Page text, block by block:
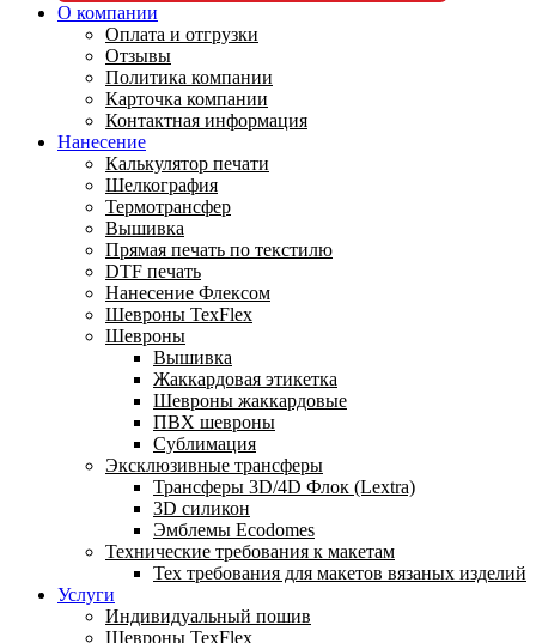
О компании
Оплата и отгрузки
Отзывы
Политика компании
Карточка компании
Контактная информация
Нанесение
Калькулятор печати
Шелкография
Термотрансфер
Вышивка
Прямая печать по текстилю
DTF печать
Нанесение Флексом
Шевроны TexFlex
Шевроны
Вышивка
Жаккардовая этикетка
Шевроны жаккардовые
ПВХ шевроны
Сублимация
Эксклюзивные трансферы
Трансферы 3D/4D Флок (Lextra)
3D силикон
Эмблемы Ecodomes
Технические требования к макетам
Тех требования для макетов вязаных изделий
Услуги
Индивидуальный пошив
Шевроны TexFlex